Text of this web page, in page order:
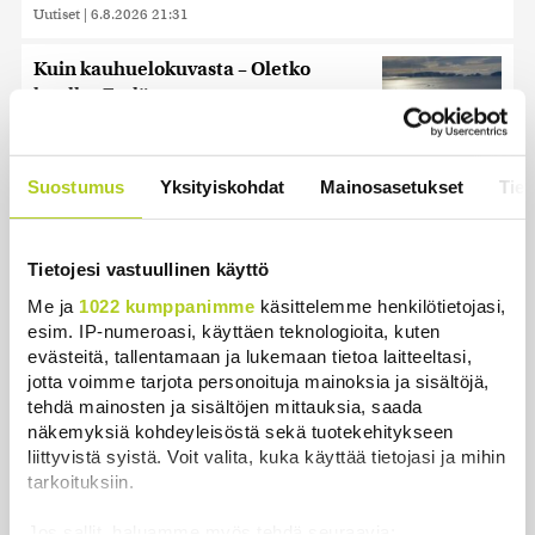
Suostumus Yksityiskohdat Mainosasetukset
Tietojesi vastuullinen käyttö
Me ja 1022 kumppanimme käsittelemme henkilötietojasi,
esim. IP-numeroasi, käyttäen teknologioita, kuten
evästeitä, tallentamaan ja lukemaan tietoa laitteeltasi,
jotta voimme tarjota personoituja mainoksia ja sisältöjä,
tehdä mainosten ja sisältöjen mittauksia, saada
näkemyksiä kohdeyleisöstä sekä tuotekehitykseen
liittyvistä syistä. Voit valita, kuka käyttää tietojasi ja mihin
tarkoituksiin.
Uutiset | 6.8.2026 21:31
Kuin kauhuelokuvasta – Oletko
kuullut Etelämantereen
Uutiset | 5.8.2026 23:00
huolissaan – ”Loistava peiterooli”
Khamenein kanssa viestiminen on
vaikeaa, sanoo Iranin presidentti
Uutiset | 6.8.2026 0:58